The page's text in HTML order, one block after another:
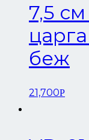
7,5
беж
21,700Р